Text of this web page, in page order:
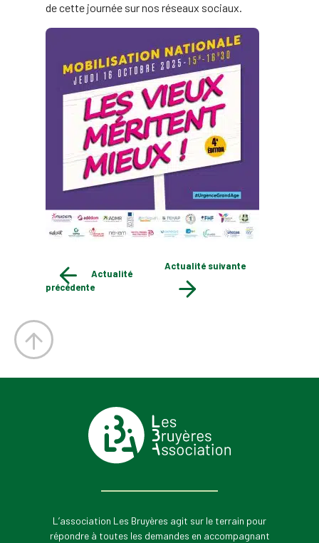
de cette journée sur nos réseaux sociaux.
Actualité
précédente
Actualité suivante
L’association Les Bruyères agit sur le terrain pour
répondre à toutes les demandes en accompagnant